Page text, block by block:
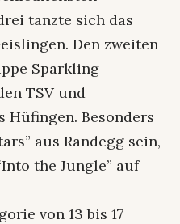
tanzte sich das
Den zweiten
Sparkling
TSV und
Hüfingen. Besonders
aus Randegg sein,
the Jungle” auf
von 13 bis 17